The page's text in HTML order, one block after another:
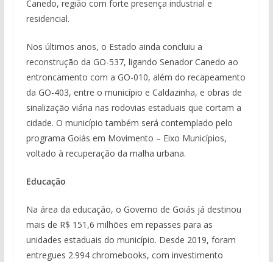
Canedo, região com forte presença industrial e
residencial.
Nos últimos anos, o Estado ainda concluiu a
reconstrução da GO-537, ligando Senador Canedo ao
entroncamento com a GO-010, além do recapeamento
da GO-403, entre o município e Caldazinha, e obras de
sinalização viária nas rodovias estaduais que cortam a
cidade. O município também será contemplado pelo
programa Goiás em Movimento – Eixo Municípios,
voltado à recuperação da malha urbana.
Educação
Na área da educação, o Governo de Goiás já destinou
mais de R$ 151,6 milhões em repasses para as
unidades estaduais do município. Desde 2019, foram
entregues 2.994 chromebooks, com investimento